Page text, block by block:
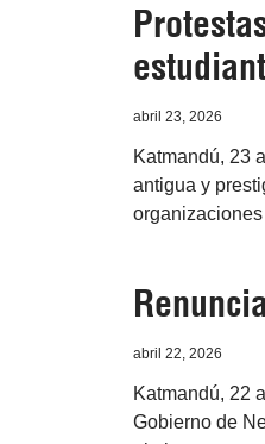
abril 23, 2026
Katmandú, 23
antigua y
abril 22, 2026
Katmandú, 22
Gobierno de